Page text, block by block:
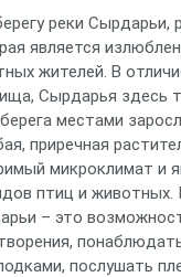
реки Сырдарьи,
является
жителей. В
Сырдарья здесь
местами
приречная
микроклимат и
птиц и животных.
– это
послушать